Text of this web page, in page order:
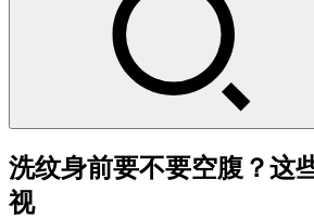
洗纹身前要不要空腹？这
视